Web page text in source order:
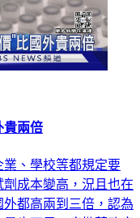
兩倍
、學校等都規定要
劑成本變高，況且也在
都高兩到三倍，認為